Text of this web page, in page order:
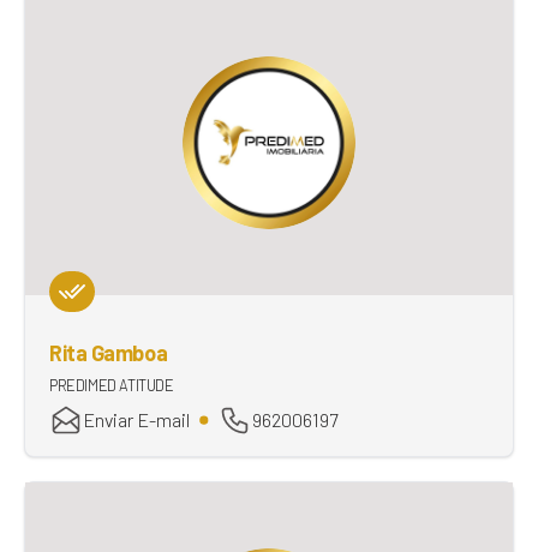
Rita Gamboa
PREDIMED ATITUDE
Enviar E-mail 962006197